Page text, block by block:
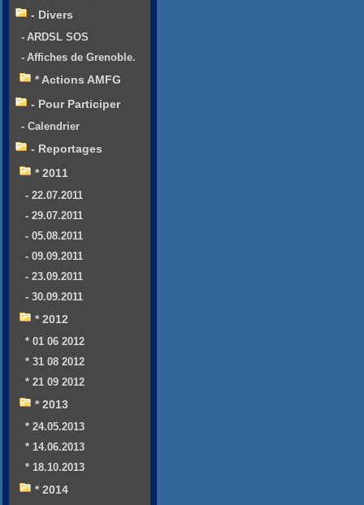
- Divers
- ARDSL SOS
- Affiches de Grenoble.
* Actions AMFG
- Pour Participer
- Calendrier
- Reportages
* 2011
- 22.07.2011
- 29.07.2011
- 05.08.2011
- 09.09.2011
- 23.09.2011
- 30.09.2011
* 2012
* 01 06 2012
* 31 08 2012
* 21 09 2012
* 2013
* 24.05.2013
* 14.06.2013
* 18.10.2013
* 2014